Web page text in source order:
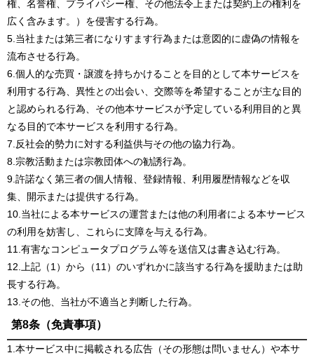
権、名誉権、プライバシー権、その他法令上または契約上の権利を
広く含みます。）を侵害する行為。
5.当社または第三者になりすます行為または意図的に虚偽の情報を
流布させる行為。
6.個人的な売買・譲渡を持ちかけることを目的として本サービスを
利用する行為、異性との出会い、交際等を希望することが主な目的
と認められる行為、その他本サービスが予定している利用目的と異
なる目的で本サービスを利用する行為。
7.反社会的勢力に対する利益供与その他の協力行為。
8.宗教活動または宗教団体への勧誘行為。
9.許諾なく第三者の個人情報、登録情報、利用履歴情報などを収
集、開示または提供する行為。
10.当社による本サービスの運営または他の利用者による本サービス
の利用を妨害し、これらに支障を与える行為。
11.有害なコンピュータプログラム等を送信又は書き込む行為。
12.上記（1）から（11）のいずれかに該当する行為を援助または助
長する行為。
13.その他、当社が不適当と判断した行為。
第8条（免責事項）
1.本サービス中に掲載される広告（その形態は問いません）や本サ